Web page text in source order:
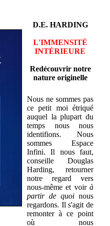
D.E. HARDING
L'IMMENSITÉ
INTÉRIEURE
Redécouvrir notre
nature originelle
Nous ne sommes pas
ce petit moi étriqué
auquel la plupart du
temps nous nous
identifions. Nous
sommes Espace
Infini. Il nous faut,
conseille Douglas
Harding, retourner
notre regard vers
nous-même et voir à
partir de quoi nous
regardons. Il s'agit de
remonter à ce point
où nous